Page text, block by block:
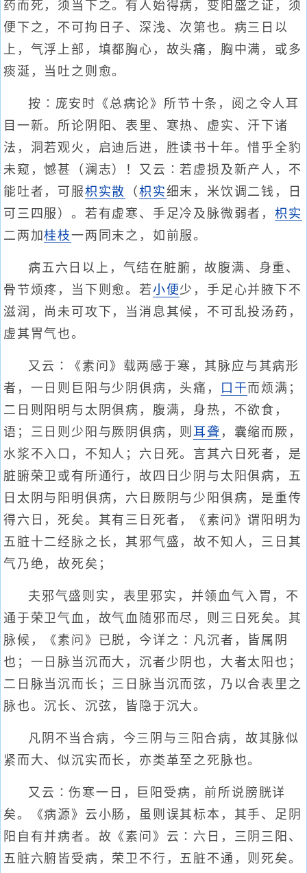
药而死，须当下之。有人始得病，变阳盛之证，须
便下之，不可拘日子、深浅、次第也。病三日以
上，气浮上部，填都胸心，故头痛，胸中满，或多
痰涎，当吐之则愈。
按∶庞安时《总病论》所节十条，阅之令人耳
目一新。所论阴阳、表里、寒热、虚实、汗下诸
法，洞若观火，启迪后进，胜读书十年。惜乎全豹
未窥，憾甚（澜志）！又云∶若虚损及新产人，不
能吐者，可服枳实散 （枳实细末，米饮调二钱，日
可三四服）。若有虚寒、手足冷及脉微弱者， 枳实
二两加桂枝一两同末之，如前服。
病五六日以上，气结在脏腑，故腹满、身重、
骨节烦疼，当下则愈。若小便少，手足心并腋下不
滋润，尚未可攻下，当消息其候，不可乱投汤药，
虚其胃气也。
又云∶《素问》载两感于寒，其脉应与其病形
者，一日则巨阳与少阴俱病，头痛，
口干 而烦满；
二日则阳明与太阴俱病，腹满，身热，不欲食，
语；三日则少阳与厥阴俱病，则 耳聋 ，囊缩而厥，
水浆不入口，不知人；六日死。言其六日死者，是
脏腑荣卫或有所通行，故四日少阴与太阳俱病，五
日太阴与阳明俱病，六日厥阴与少阳俱病，是重传
得六日，死矣。其有三日死者，《素问》谓阳明为
五脏十二经脉之长，其邪气盛，故不知人，三日其
气乃绝，故死矣；
夫邪气盛则实，表里邪实，并领血气入胃，不
通于荣卫气血，故气血随邪而尽，则三日死矣。其
脉候，《素问》已脱，今详之∶凡沉者，皆属阴
也；一日脉当沉而大，沉者少阴也，大者太阳也；
二日脉当沉而长；三日脉当沉而弦，乃以合表里之
脉也。沉长、沉弦，皆隐于沉大。
凡阴不当合病，今三阴与三阳合病，故其脉似
紧而大、似沉实而长，亦类革至之死脉也。
又云∶伤寒一日，巨阳受病，前所说膀胱详
矣。《病源》云小肠，虽则误其标本，其手、足阴
阳自有并病者。故《素问》云∶六日，三阴三阳、
五脏六腑皆受病，荣卫不行，五脏不通，则死矣。